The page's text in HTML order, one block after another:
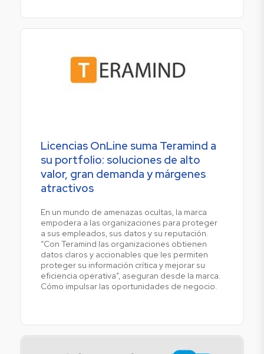
Licencias OnLine suma Teramind a
su portfolio: soluciones de alto
valor, gran demanda y márgenes
atractivos
En un mundo de amenazas ocultas, la marca
empodera a las organizaciones para proteger
a sus empleados, sus datos y su reputación.
“Con Teramind las organizaciones obtienen
datos claros y accionables que les permiten
proteger su información crítica y mejorar su
eficiencia operativa”, aseguran desde la marca.
Cómo impulsar las oportunidades de negocio.